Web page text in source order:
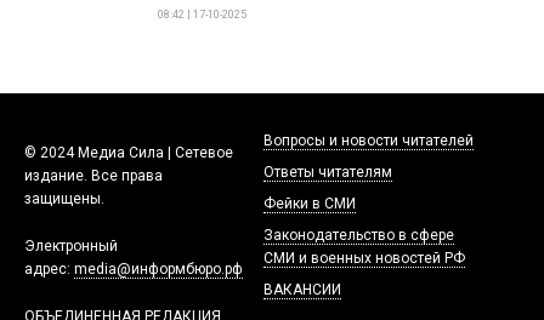
08:42 | 17-10-2025
© 2024 Медиа Сила | Сетевое
издание. Все права
защищены.
Электронный
адрес: media@информбюро.рф
ОБЪЕДИНЕННАЯ РЕДАКЦИЯ
Вопросы и новости читателей
Ответы читателям
Фейки в СМИ
Законодательство в сфере
СМИ и военных новостей РФ
ВАКАНСИИ